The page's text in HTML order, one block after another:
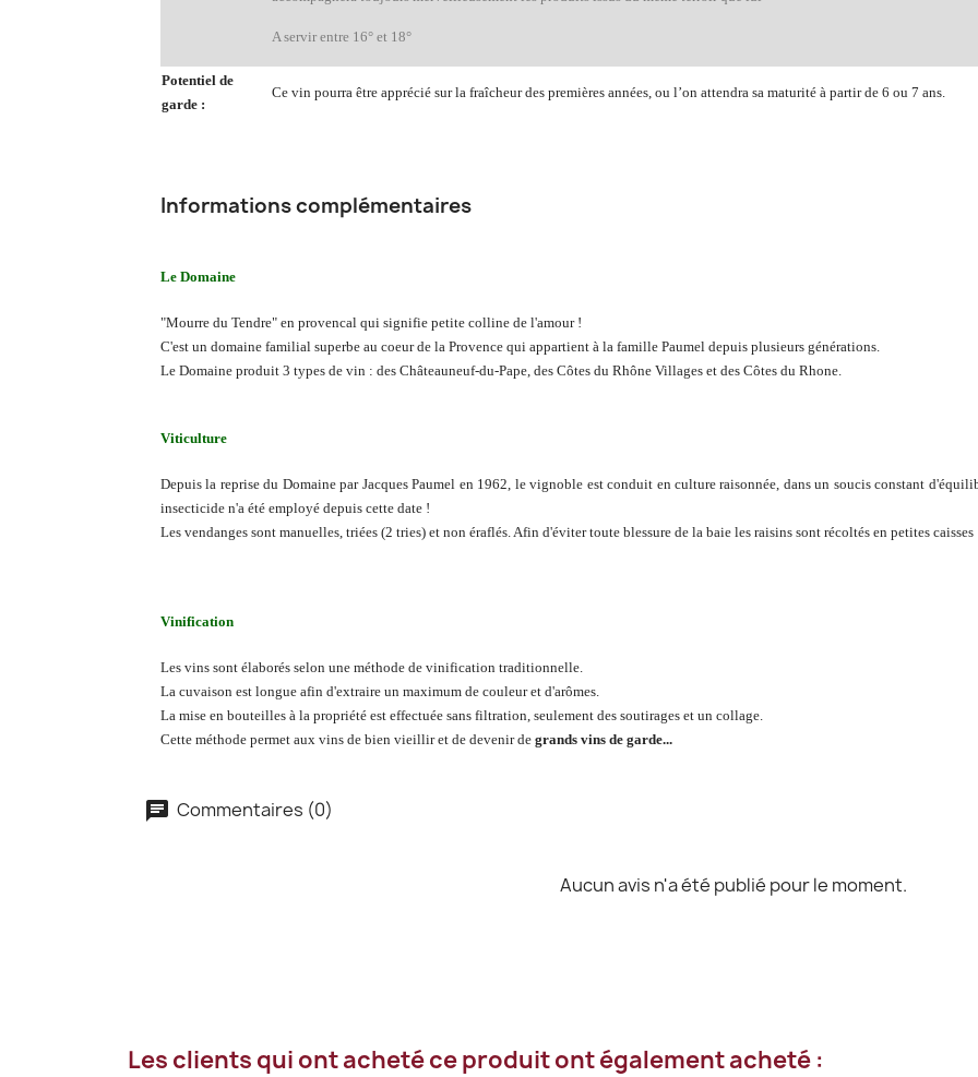
A servir entre 16° et 18°
Potentiel de
garde :
Ce vin pourra être apprécié sur la fraîcheur des premières années, ou l’on attendra sa maturité à partir de 6 ou 7 ans.
Informations complémentaires
Le Domaine
"Mourre du Tendre" en provencal qui signifie petite colline de l'amour !
C'est un domaine familial superbe au coeur de la Provence qui appartient à la famille Paumel depuis plusieurs générations.
Le Domaine produit 3 types de vin : des Châteauneuf-du-Pape, des Côtes du Rhône Villages et des Côtes du Rhone.
Viticulture
Depuis la reprise du Domaine par Jacques Paumel en 1962, le vignoble est conduit en culture raisonnée, dans un soucis constant
insecticide n'a été employé depuis cette date !
Les vendanges sont manuelles, triées (2 tries) et non éraflés. Afin d'éviter toute blessure de la baie les raisins sont récoltés en petites caisses
Vinification
Les vins sont élaborés selon une méthode de vinification traditionnelle.
La cuvaison est longue afin d'extraire un maximum de couleur et d'arômes.
La mise en bouteilles à la propriété est effectuée sans filtration, seulement des soutirages et un collage.
Cette méthode permet aux vins de bien vieillir et de devenir de grands vins de garde...
Commentaires (0)
Aucun avis n'a été publié pour le moment.
Les clients qui ont acheté ce produit ont également acheté :